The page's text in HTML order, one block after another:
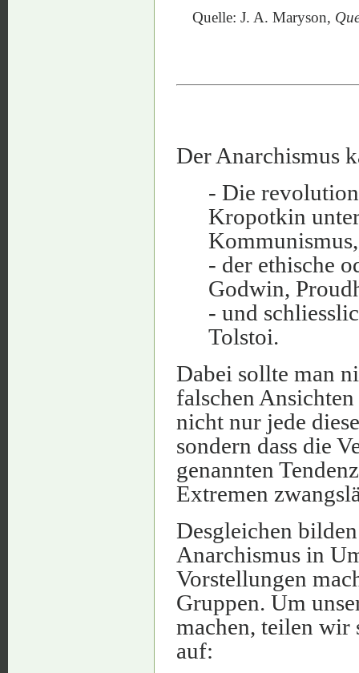
Quelle: J. A. Maryson,
Der Anarchismus
- Die
Kropotkin
Kommunismus,
- der ethische
Godwin,
- und
Tolstoi.
Dabei sollte man
falschen
nicht nur jede
sondern dass die
genannten
Extremen
Desgleichen
Anarchismus in
Vorstellungen
Gruppen. Um
machen, teilen wir
auf: